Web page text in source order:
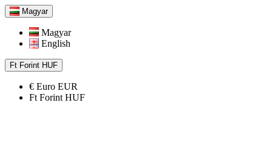
Magyar
Magyar
English
Ft Forint HUF
€ Euro EUR
Ft Forint HUF